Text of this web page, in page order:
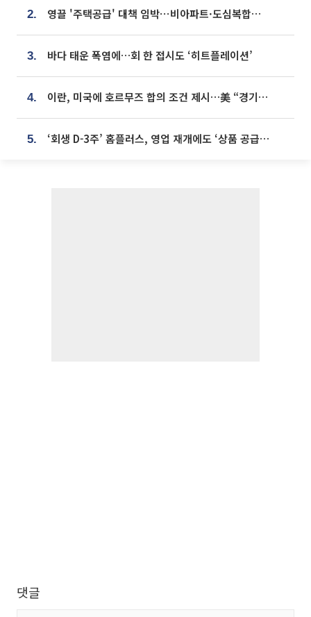
2. 영끌 '주택공급' 대책 임박⋯비아파트·도심복합까지 총동원
3. 바다 태운 폭염에…회 한 접시도 ‘히트플레이션’
4. 이란, 미국에 호르무즈 합의 조건 제시…美 “경기 아직 안 끝나” [종합]
5. ‘회생 D-3주’ 홈플러스, 영업 재개에도 ‘상품 공급망’ 복구가 생존 관건
댓글